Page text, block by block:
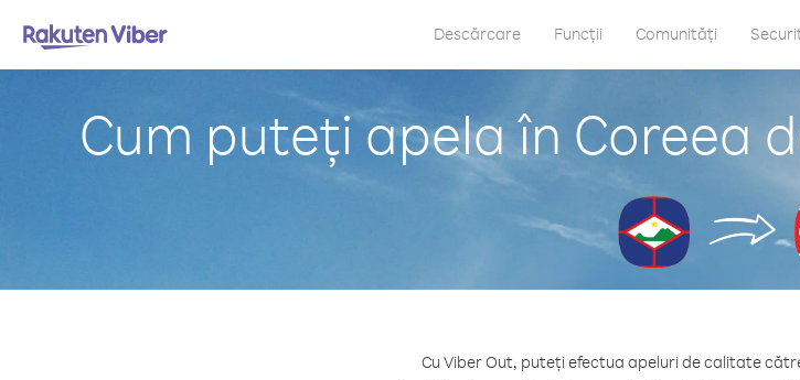
Descărcare Funcții Comunități
Cum puteți apela în Coreea
Cu Viber Out, puteți efectua apeluri de calitate